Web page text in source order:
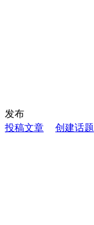
发布
投稿文章
创建话题